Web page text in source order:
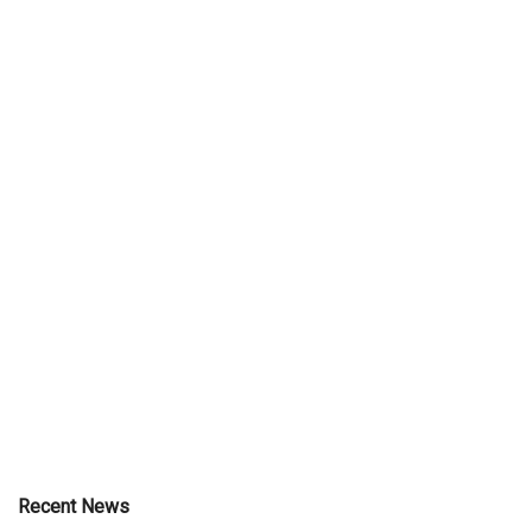
Recent News